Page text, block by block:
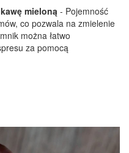
mieloną - Pojemność
co pozwala na zmielenie
można łatwo
za pomocą